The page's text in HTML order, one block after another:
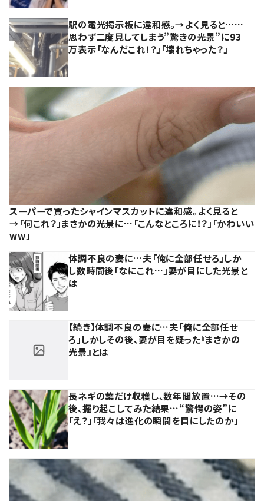
駅の電光掲示板に違和感。→よく見ると……
思わず二度見してしまう”驚きの光景”に93
万表示「なんだこれ！？」「壊れちゃった？」
スーパーで買ったシャインマスカットに違和感。よく見ると
→「何これ？」まさかの光景に…「こんなところに！？」「かわいい
ww」
体調不良の妻に…夫「俺に全部任せろ」しか
し数時間後「なにこれ…」妻が目にした光景と
は
【続き】体調不良の妻に…夫「俺に全部任せ
ろ」しかしその後、妻が目を疑った『まさかの
光景』とは
長ネギの葉だけ収穫し、数年間放置…→その
後、掘り起こしてみた結果…“驚愕の姿”に
「え？」「我々は進化の瞬間を目にしたのか」